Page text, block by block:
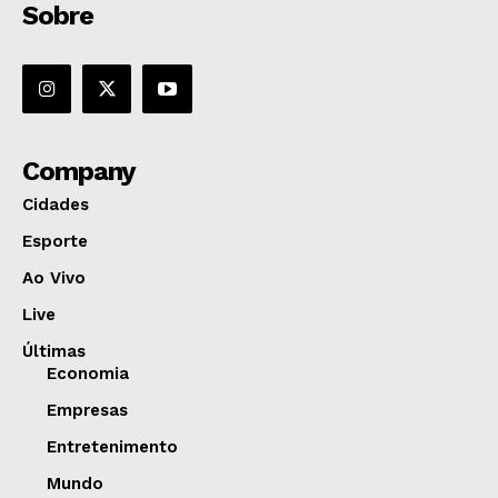
Sobre
Company
Cidades
Esporte
Ao Vivo
Live
Últimas
Economia
Empresas
Entretenimento
Mundo